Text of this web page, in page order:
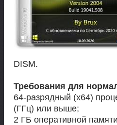
DISM.
Требования для
64-разрядный (x64)
(ГГц) или выше;
2 ГБ оперативной